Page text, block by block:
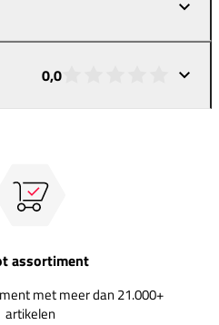
0,0
assortiment
met meer dan 21.000+
artikelen